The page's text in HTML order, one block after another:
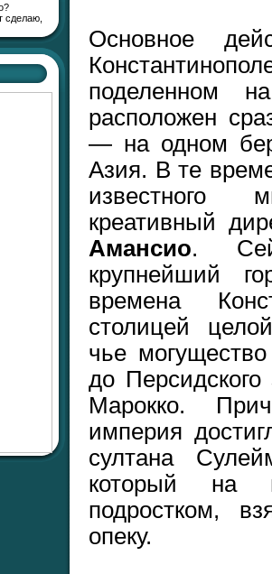
Основное
поделенном
расположен
— на одном
Азия. В те
креативный
Амансио.
крупнейший
времена
столицей
чье
до
Марокко.
империя
султана
который на
подростком,
опеку.